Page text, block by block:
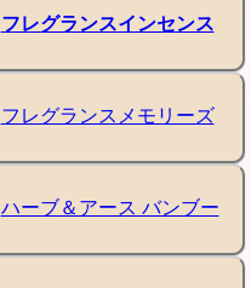
フレグランスインセンス
フレグランスメモリーズ
ハーブ＆アース バンブー